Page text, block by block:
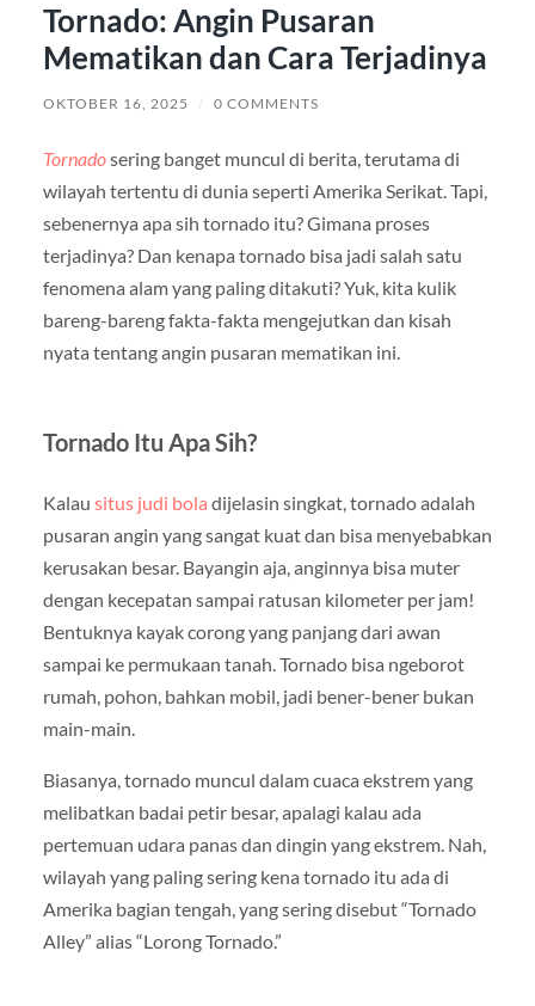
Tornado: Angin Pusaran
Mematikan dan Cara Terjadinya
OKTOBER 16, 2025 / 0 COMMENTS
Tornadosering banget muncul di berita, terutama di
wilayah tertentu di dunia seperti Amerika Serikat. Tapi,
sebenernya apa sih tornado itu? Gimana proses
terjadinya? Dan kenapa tornado bisa jadi salah satu
fenomena alam yang paling ditakuti? Yuk, kita kulik
bareng-bareng fakta-fakta mengejutkan dan kisah
nyata tentang angin pusaran mematikan ini.
Tornado Itu Apa Sih?
Kalau situs judi bola dijelasin singkat, tornado adalah
pusaran angin yang sangat kuat dan bisa menyebabkan
kerusakan besar. Bayangin aja, anginnya bisa muter
dengan kecepatan sampai ratusan kilometer per jam!
Bentuknya kayak corong yang panjang dari awan
sampai ke permukaan tanah. Tornado bisa ngeborot
rumah, pohon, bahkan mobil, jadi bener-bener bukan
main-main.
Biasanya, tornado muncul dalam cuaca ekstrem yang
melibatkan badai petir besar, apalagi kalau ada
pertemuan udara panas dan dingin yang ekstrem. Nah,
wilayah yang paling sering kena tornado itu ada di
Amerika bagian tengah, yang sering disebut “Tornado
Alley” alias “Lorong Tornado.”